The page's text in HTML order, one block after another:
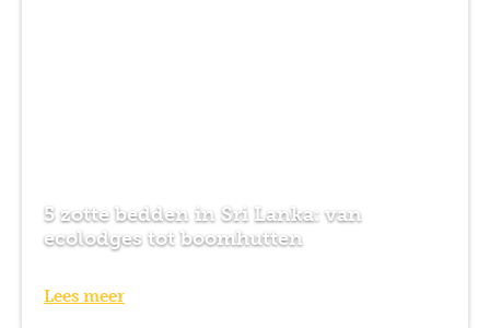
5 zotte bedden in Sri Lanka: van
ecolodges tot boomhutten
Lees meer